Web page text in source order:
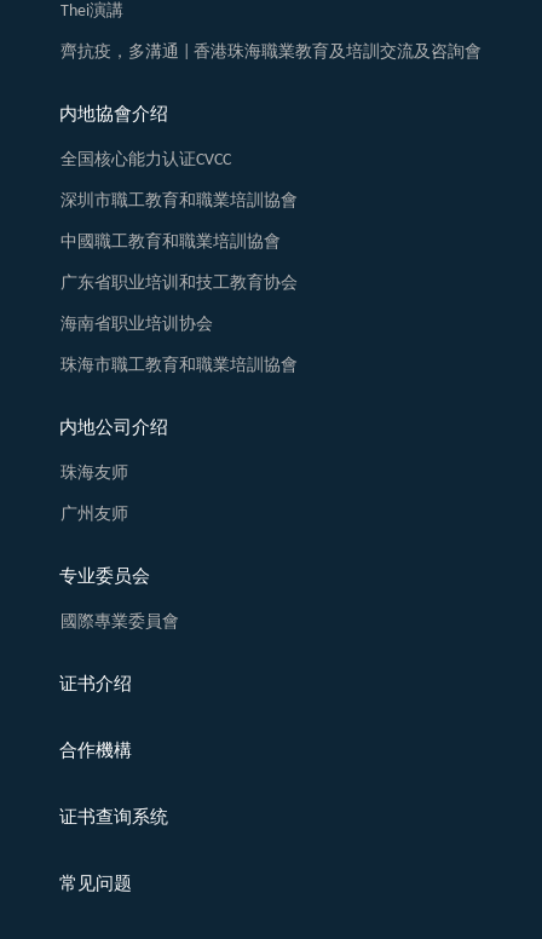
Thei演講
齊抗疫，多溝通 | 香港珠海職業教育及培訓交流及咨詢會
内地協會介绍
全国核心能力认证CVCC
深圳市職工教育和職業培訓協會
中國職工教育和職業培訓協會
广东省职业培训和技工教育协会
海南省职业培训协会
珠海市職工教育和職業培訓協會
内地公司介绍
珠海友师
广州友师
专业委员会
國際專業委員會
证书介绍
合作機構
证书查询系统
常见问题